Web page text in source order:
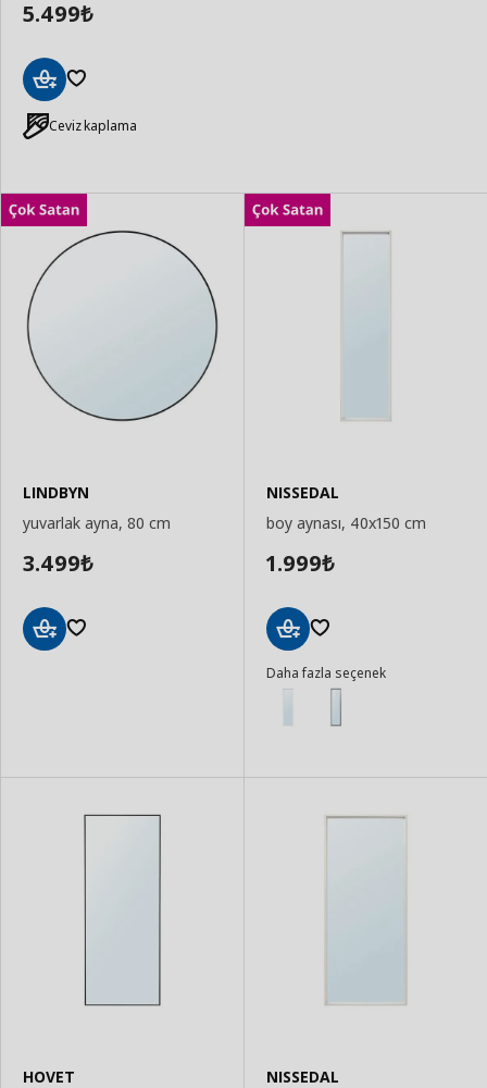
5.499₺
Ekle Ceviz kaplama
LINDBYN
yuvarlak ayna, 80 cm
3.499₺
NISSEDAL
boy aynası, 40x150 cm
1.999₺
Ekle
Daha fazla seçenek
HOVET
NISSEDAL